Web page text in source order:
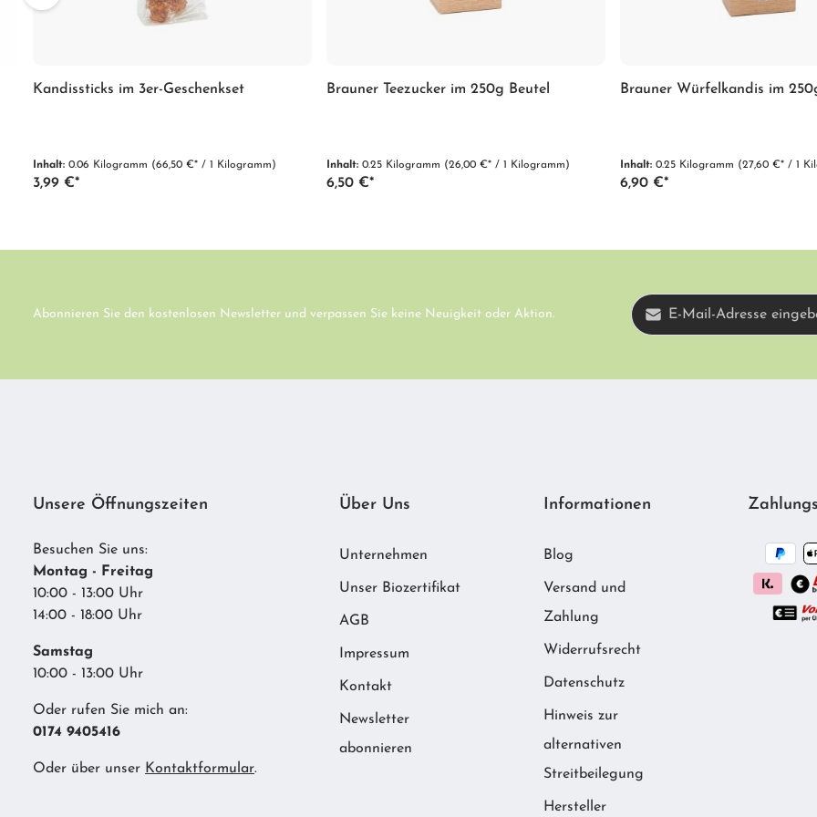
Kandissticks im 3er-Geschenkset
Inhalt: 0.06 Kilogramm (66,50 €* / 1 Kilogramm)
3,99 €*
Brauner Teezucker im 250g Beutel
Inhalt: 0.25 Kilogramm (26,00 €* / 1 Kilogramm)
6,50 €*
Brauner Würfelkandis im
Inhalt: 0.25 Kilogramm (27,60 €* / 1
6,90 €*
Abonnieren Sie den kostenlosen Newsletter und verpassen Sie keine Neuigkeit oder Aktion.
E-Mail-Adresse*
Unsere Öffnungszeiten
Besuchen Sie uns:
Montag - Freitag
10:00 - 13:00 Uhr
14:00 - 18:00 Uhr
Samstag
10:00 - 13:00 Uhr
Oder rufen Sie mich an:
0174 9405416
Oder über unser Kontaktformular.
Über Uns
Unternehmen
Unser Biozertifikat
AGB
Impressum
Kontakt
Newsletter
abonnieren
Informationen
Blog
Versand und
Zahlung
Widerrufsrecht
Datenschutz
Hinweis zur
alternativen
Streitbeilegung
Hersteller